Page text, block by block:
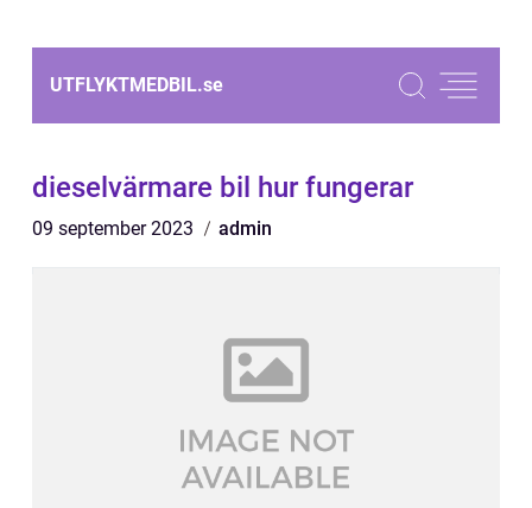
UTFLYKTMEDBIL.se
dieselvärmare bil hur fungerar
09 september 2023 admin